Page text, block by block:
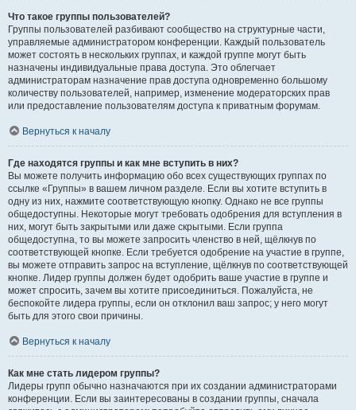
Что такое группы пользователей?
Группы пользователей разбивают сообщество на структурные части,
управляемые администратором конференции. Каждый пользователь
может состоять в нескольких группах, и каждой группе могут быть
назначены индивидуальные права доступа. Это облегчает
администраторам назначение прав доступа одновременно большому
количеству пользователей, например, изменение модераторских прав
или предоставление пользователям доступа к приватным форумам.
Вернуться к началу
Где находятся группы и как мне вступить в них?
Вы можете получить информацию обо всех существующих группах по
ссылке «Группы» в вашем личном разделе. Если вы хотите вступить в
одну из них, нажмите соответствующую кнопку. Однако не все группы
общедоступны. Некоторые могут требовать одобрения для вступления в
них, могут быть закрытыми или даже скрытыми. Если группа
общедоступна, то вы можете запросить членство в ней, щёлкнув по
соответствующей кнопке. Если требуется одобрение на участие в группе,
вы можете отправить запрос на вступление, щёлкнув по соответствующей
кнопке. Лидер группы должен будет одобрить ваше участие в группе и
может спросить, зачем вы хотите присоединиться. Пожалуйста, не
беспокойте лидера группы, если он отклонил ваш запрос; у него могут
быть для этого свои причины.
Вернуться к началу
Как мне стать лидером группы?
Лидеры групп обычно назначаются при их создании администраторами
конференции. Если вы заинтересованы в создании группы, сначала